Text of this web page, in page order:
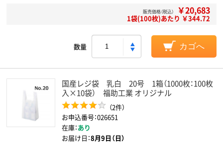
販売価格（税込） ￥20,683
1袋(100枚)あたり ￥344.72
数量 カゴへ
国産レジ袋 乳白 20号 1箱（1000枚：100枚
入×10袋） 福助工業 オリジナル
（2件）
お申込番号：026651
在庫：あり
お届け日：8月9日（日）